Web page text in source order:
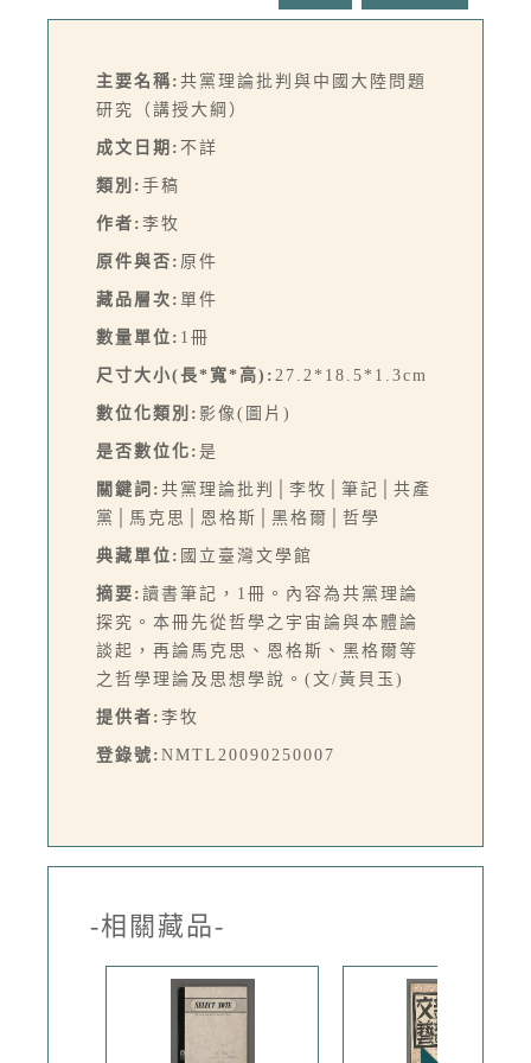
主要名稱: 共黨理論批判與中國大陸問題
研究（講授大綱）
成文日期: 不詳
類別: 手稿
作者: 李牧
原件與否: 原件
藏品層次: 單件
數量單位: 1冊
尺寸大小(長*寬*高): 27.2*18.5*1.3cm
數位化類別: 影像(圖片)
是否數位化: 是
關鍵詞: 共黨理論批判│李牧│筆記│共產
黨│馬克思│恩格斯│黑格爾│哲學
典藏單位: 國立臺灣文學館
摘要: 讀書筆記，1冊。內容為共黨理論
探究。本冊先從哲學之宇宙論與本體論
談起，再論馬克思、恩格斯、黑格爾等
之哲學理論及思想學說。(文/黃貝玉)
提供者: 李牧
登錄號: NMTL20090250007
-相關藏品-